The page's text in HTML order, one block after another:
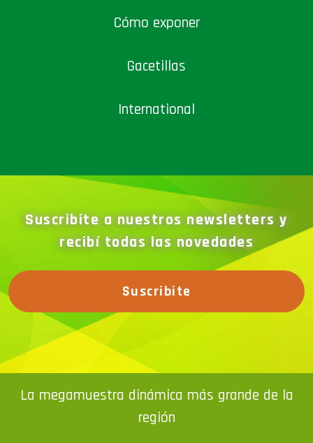
Cómo exponer
Gacetillas
International
Suscribite a nuestros newsletters y
recibí todas las novedades
Suscribite
La megamuestra dinámica más grande de la
región